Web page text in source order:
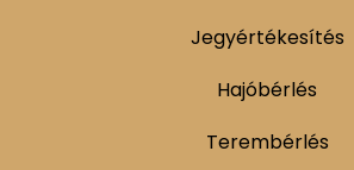
Jegyértékesítés
Hajóbérlés
Terembérlés